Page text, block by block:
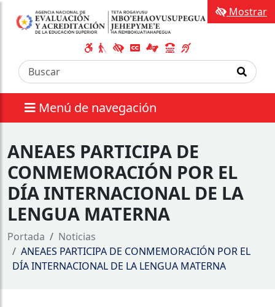
Menú de navegación
Mostrar
ANEAES PARTICIPA DE
CONMEMORACIÓN POR EL
DÍA INTERNACIONAL DE LA
LENGUA MATERNA
Portada
Noticias
ANEAES PARTICIPA DE CONMEMORACIÓN POR EL
DÍA INTERNACIONAL DE LA LENGUA MATERNA